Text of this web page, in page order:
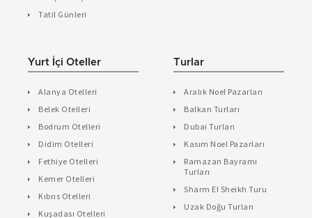
Tatil Günleri
Yurt İçi Oteller
Alanya Otelleri
Belek Otelleri
Bodrum Otelleri
Didim Otelleri
Fethiye Otelleri
Kemer Otelleri
Kıbrıs Otelleri
Kuşadası Otelleri
Turlar
Aralık Noel Pazarları
Balkan Turları
Dubai Turları
Kasım Noel Pazarları
Ramazan Bayramı
Turları
Sharm El Sheikh Turu
Uzak Doğu Turları